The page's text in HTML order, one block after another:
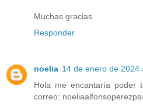
Muchas gracias
Responder
noelia 14 de enero de 2024
Hola me encantaría poder
correo: